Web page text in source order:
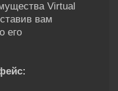
Virtual
вам
его